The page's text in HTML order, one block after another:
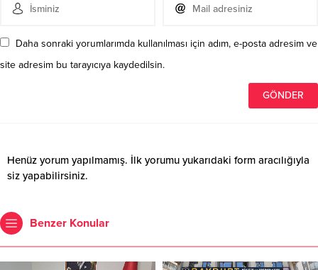
Daha sonraki yorumlarımda kullanılması için adım, e-posta adresim ve
site adresim bu tarayıcıya kaydedilsin.
Henüz yorum yapılmamış. İlk yorumu yukarıdaki form aracılığıyla
siz yapabilirsiniz.
Benzer Konular